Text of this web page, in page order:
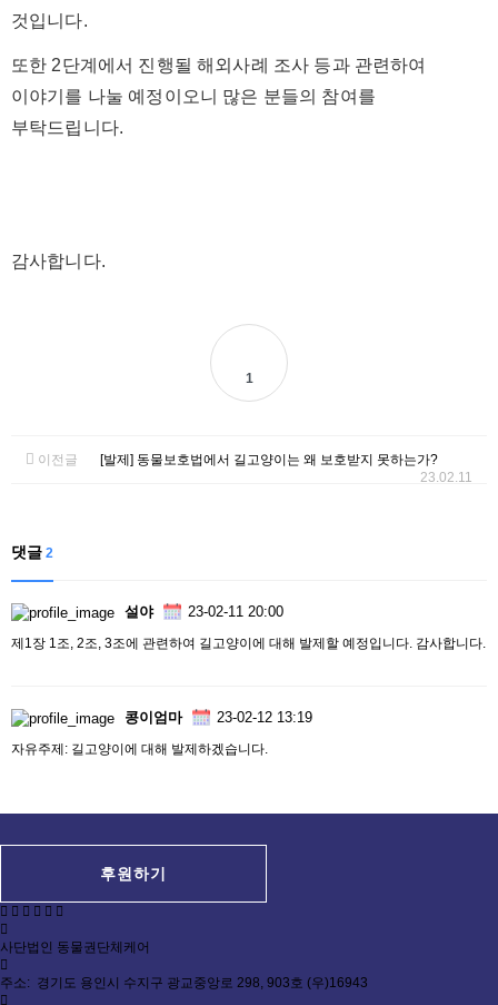
것입니다.
또한 2단계에서 진행될 해외사례 조사 등과 관련하여
이야기를 나눌 예정이오니 많은 분들의 참여를
부탁드립니다.
감사합니다.
1
이전글
[발제] 동물보호법에서 길고양이는 왜 보호받지 못하는가?
23.02.11
댓글 2
설야 23-02-11 20:00
제1장 1조, 2조, 3조에 관련하여 길고양이에 대해 발제할 예정입니다. 감사합니다.
콩이엄마 23-02-12 13:19
자유주제: 길고양이에 대해 발제하겠습니다.
후원하기
사단법인 동물권단체케어
주소: 경기도 용인시 수지구 광교중앙로 298, 903호 (우)16943